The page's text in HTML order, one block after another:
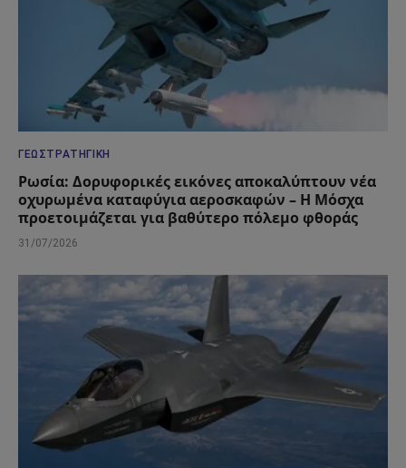
ΓΕΩΣΤΡΑΤΗΓΙΚΉ
Ρωσία: Δορυφορικές εικόνες αποκαλύπτουν νέα
οχυρωμένα καταφύγια αεροσκαφών – Η Μόσχα
προετοιμάζεται για βαθύτερο πόλεμο φθοράς
31/07/2026